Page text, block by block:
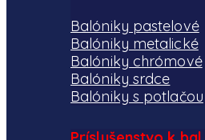
Balóniky pastelové
Balóniky metalické
Balóniky chrómové
Balóniky srdce
Balóniky s potlačou